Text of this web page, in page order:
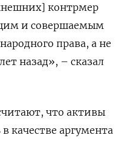
контрмер
и совершаемым
права, а не
назад», – сказал
что активы
качестве аргумента